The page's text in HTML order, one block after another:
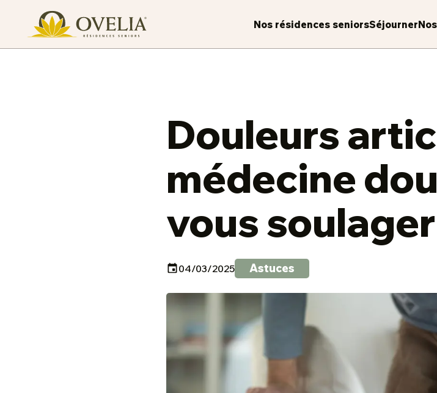
Nos résidences seniorsSéjourner
Douleurs
médecine
vous soulager
04/03/2025 Astuces